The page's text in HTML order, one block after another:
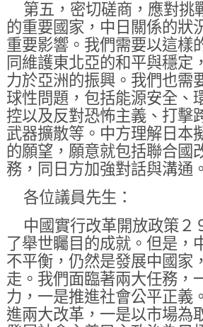
第五，密切磋商，應對挑
的重要國家，中日關係的狀
重要影響。我們需要以這樣
同維護東北亞的和平與穩定
力於亞洲的振興。我們也需
球性問題，包括能源安全、
控以及反對恐怖主義、打擊
武器擴散等。中方理解日本
的願望，願意就包括聯合國
務，同日方加強對話與溝通
各位議員先生：
中國實行改革開放政策２
了舉世矚目的成就。但是，
不平衡，仍然是發展中國家
走。我們面臨著兩大任務，
力，一是推進社會公平正義
進兩大改革，一是以市場為